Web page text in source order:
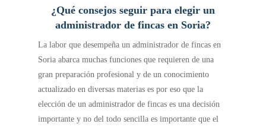
¿Qué consejos seguir para elegir un
administrador de fincas en Soria?
La labor que desempeña un administrador de fincas en
Soria abarca muchas funciones que requieren de una
gran preparación profesional y de un conocimiento
actualizado en diversas materias es por eso que la
elección de un administrador de fincas es una decisión
importante y no del todo sencilla es importante que el